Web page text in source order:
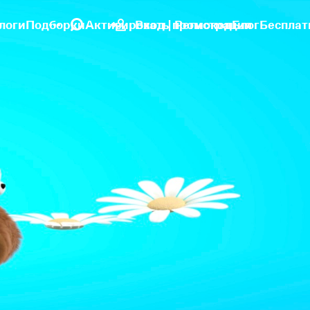
ПодборкиАктивировать промокодБлог
Вход | Регистрация